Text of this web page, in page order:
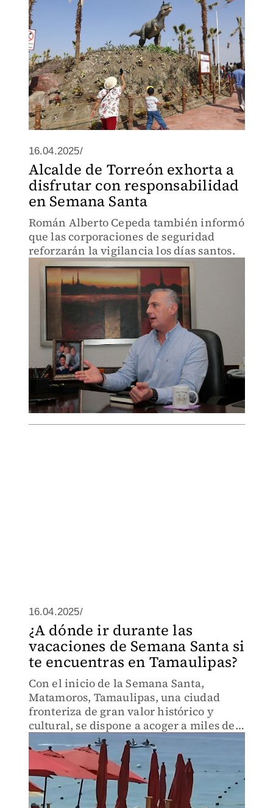
16.04.2025/
Alcalde de Torreón exhorta a
disfrutar con responsabilidad
en Semana Santa
Román Alberto Cepeda también informó
que las corporaciones de seguridad
reforzarán la vigilancia los días santos.
16.04.2025/
¿A dónde ir durante las
vacaciones de Semana Santa si
te encuentras en Tamaulipas?
Con el inicio de la Semana Santa,
Matamoros, Tamaulipas, una ciudad
fronteriza de gran valor histórico y
cultural, se dispone a acoger a miles de
turistas que desean vivir experiencias
inigualables.